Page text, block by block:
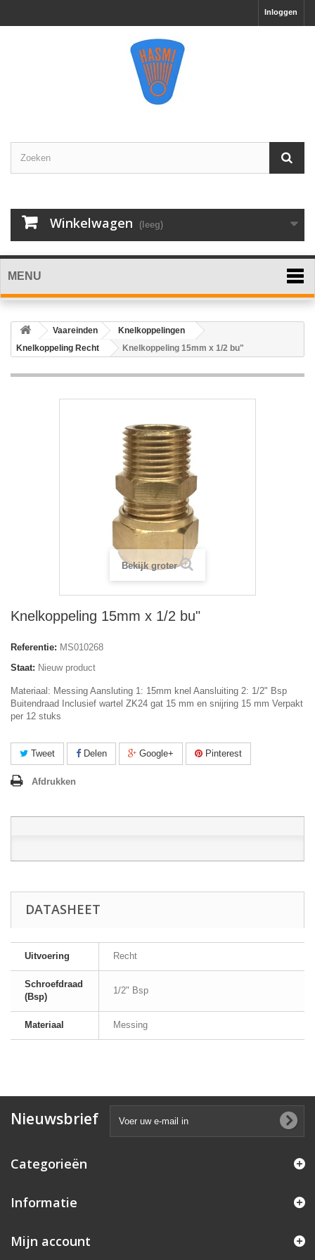
Inloggen
Winkelwagen (leeg)
MENU
Vaareinden
Knelkoppelingen
Knelkoppeling Recht
Knelkoppeling 15mm x 1/2 bu"
Bekijk groter
Knelkoppeling 15mm x 1/2 bu"
Referentie: MS010268
Staat: Nieuw product
Materiaal: Messing Aansluting 1: 15mm knel Aansluiting 2: 1/2" Bsp
Buitendraad Inclusief wartel ZK24 gat 15 mm en snijring 15 mm Verpakt
per 12 stuks
Tweet Delen Google+ Pinterest
Afdrukken
DATASHEET
Uitvoering Recht
Schroefdraad
(Bsp)
1/2" Bsp
Materiaal Messing
Nieuwsbrief
Categorieën
Informatie
Mijn account